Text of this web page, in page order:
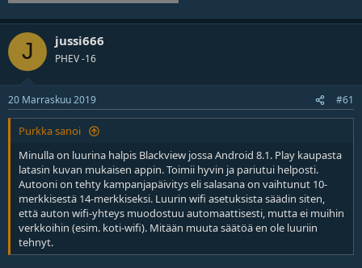
J jussi666
PHEV -16
20 Marraskuu 2019 #61
Purkka sanoi
Minulla on luurina halpis Blackview jossa Android 8.1. Play kaupasta
latasin kuvan mukaisen appin. Toimii hyvin ja pariutui helposti.
Autooni on tehty kampanjapäivitys eli salasana on vaihtunut 10-
merkkisestä 14-merkkiseksi. Luurin wifi asetuksista säädin siten,
että auton wifi-yhteys muodostuu automaattisesti, mutta ei muihin
verkkoihin (esim. koti-wifi). Mitään muuta säätöä en ole luuriin
tehnyt.